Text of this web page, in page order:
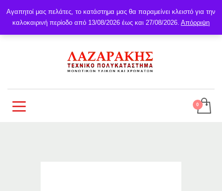
Αγαπητοί μας πελάτες, το κατάστημα μας θα παραμείνει κλειστό για την
καλοκαιρινή περίοδο από 13/08/2026 έως και 27/08/2026. Απόρριψη